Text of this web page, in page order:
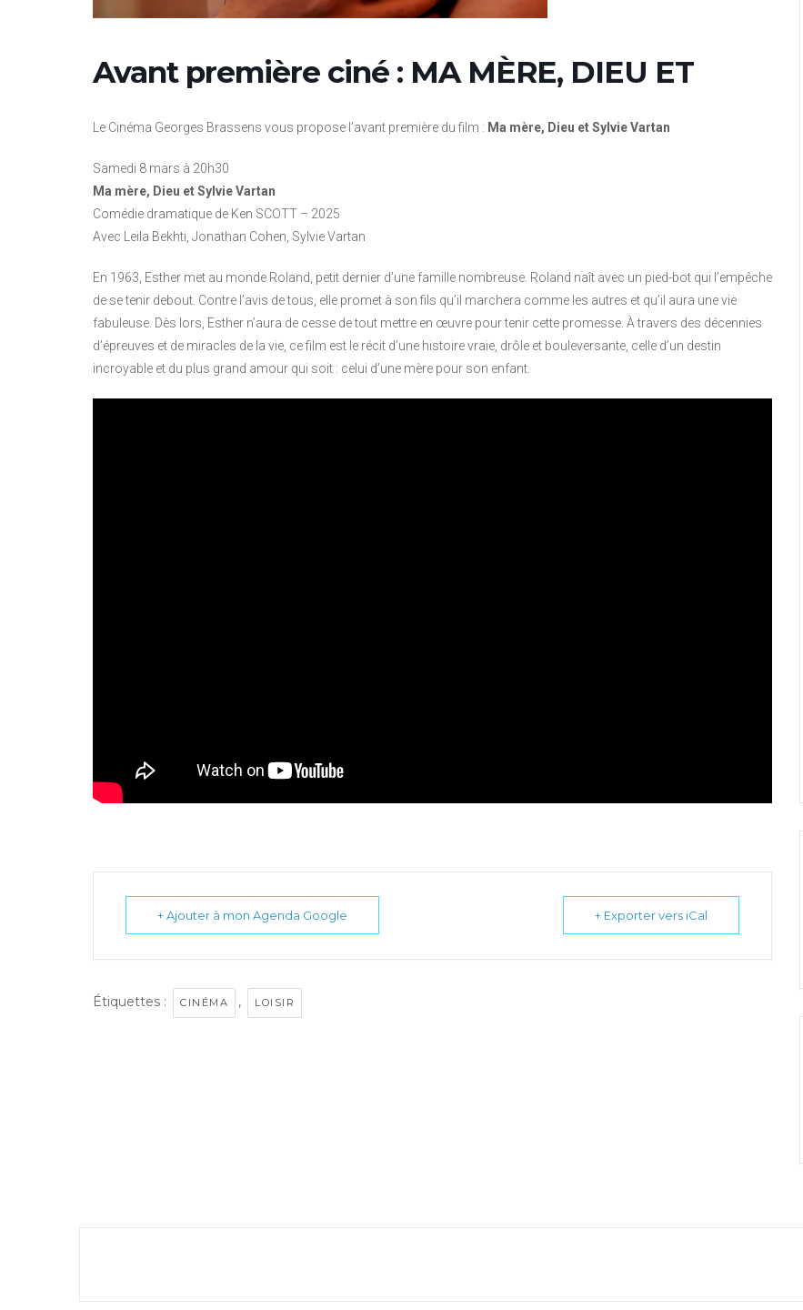
Avant première ciné : MA MÈRE, DIEU ET
Le Cinéma Georges Brassens vous propose l’avant première du film : Ma mère, Dieu et Sylvie Vartan
Samedi 8 mars à 20h30
Ma mère, Dieu et Sylvie Vartan
Comédie dramatique de Ken SCOTT – 2025
Avec Leila Bekhti, Jonathan Cohen, Sylvie Vartan
En 1963, Esther met au monde Roland, petit dernier d’une famille nombreuse. Roland naît avec un pied-bot qui l’empêche
de se tenir debout. Contre l’avis de tous, elle promet à son fils qu’il marchera comme les autres et qu’il aura une vie
fabuleuse. Dès lors, Esther n’aura de cesse de tout mettre en œuvre pour tenir cette promesse. À travers des décennies
d’épreuves et de miracles de la vie, ce film est le récit d’une histoire vraie, drôle et bouleversante, celle d’un destin
incroyable et du plus grand amour qui soit : celui d’une mère pour son enfant.
+ Ajouter à mon Agenda Google + Exporter vers iCal
Étiquettes : CINÉMA , LOISIR